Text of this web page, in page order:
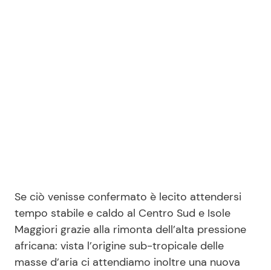
Se ciò venisse confermato è lecito attendersi
tempo stabile e caldo al Centro Sud e Isole
Maggiori grazie alla rimonta dell’alta pressione
africana: vista l’origine sub-tropicale delle
masse d’aria ci attendiamo inoltre una nuova